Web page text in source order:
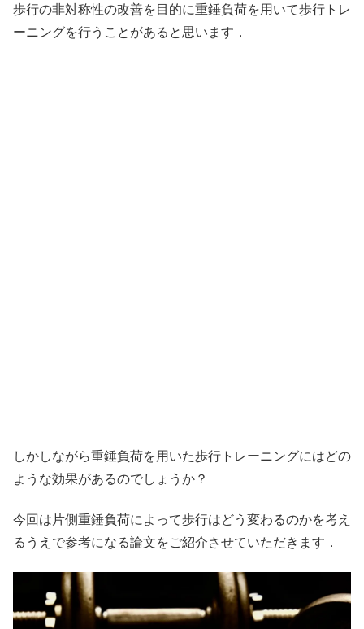
歩行の非対称性の改善を目的に重錘負荷を用いて歩行トレ
ーニングを行うことがあると思います．
しかしながら重錘負荷を用いた歩行トレーニングにはどの
ような効果があるのでしょうか？
今回は片側重錘負荷によって歩行はどう変わるのかを考え
るうえで参考になる論文をご紹介させていただきます．